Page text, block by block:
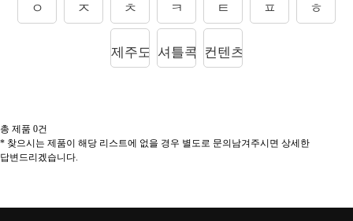
ㅇ ㅈ ㅊ ㅋ ㅌ ㅍ ㅎ
제주도상품셔틀콕 컨텐츠
총 제품 0건
* 찾으시는 제품이 해당 리스트에 없을 경우 별도로 문의남겨주시면 상세한
답변드리겠습니다.